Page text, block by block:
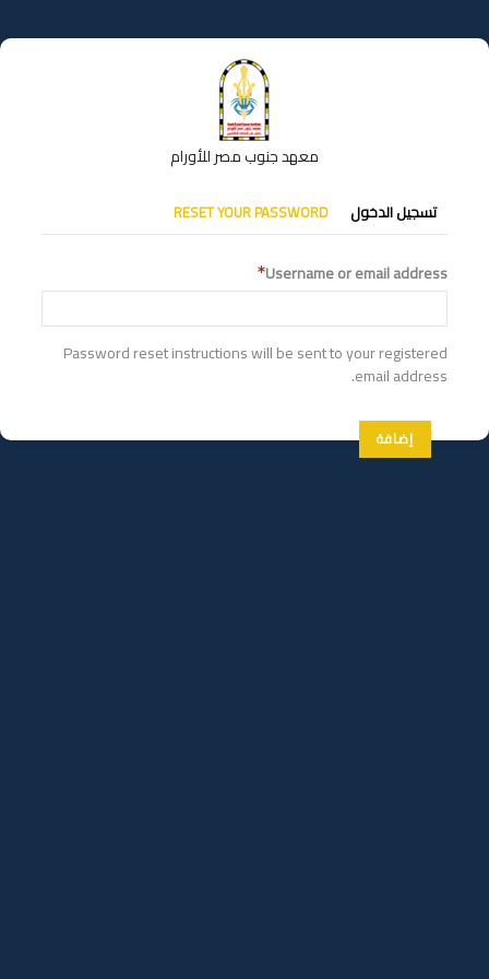
إلى
المحتوى
معهد جنوب مصر للأورام
التبويبات
الأساسية
تسجيل الدخول RESET YOUR PASSWORD
Username or email address
Password reset instructions will be sent to your registered
email address.